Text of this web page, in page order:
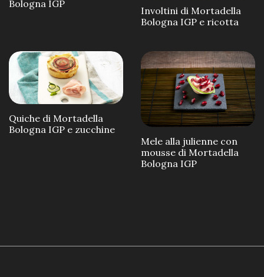
Bologna IGP
Involtini di Mortadella
Bologna IGP e ricotta
Quiche di Mortadella
Bologna IGP e zucchine
Mele alla julienne con
mousse di Mortadella
Bologna IGP